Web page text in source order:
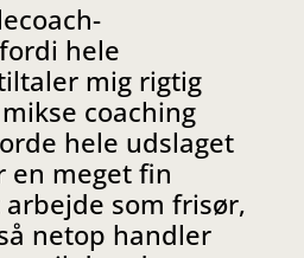
hele
mig rigtig
coaching
hele udslaget
en meget fin
som frisør,
netop handler